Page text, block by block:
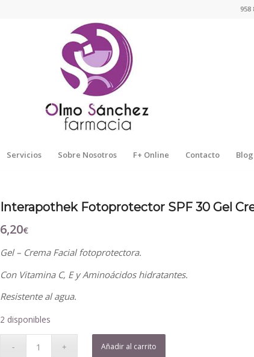
958
Servicios Sobre Nosotros F+ Online Contacto Blog
Interapothek Fotoprotector SPF 30 Gel
6,20€
Gel – Crema Facial fotoprotectora.
Con Vitamina C, E y Aminoácidos hidratantes.
Resistente al agua.
2 disponibles
Añadir al carrito